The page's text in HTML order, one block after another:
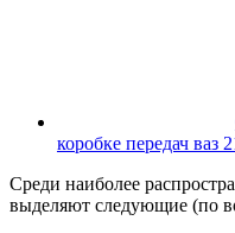
коробке передач ваз
Среди наиболее
выделяют следующие (по